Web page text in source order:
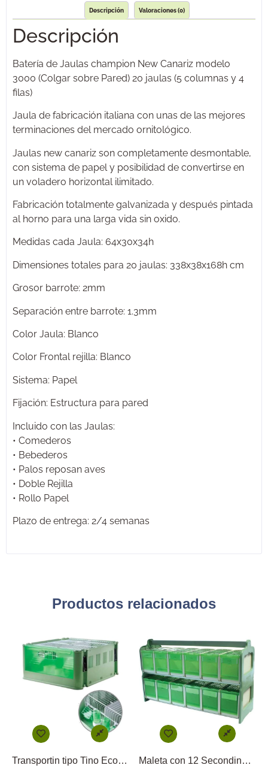
Descripción Valoraciones (0)
Descripción
Batería de Jaulas champion New Canariz modelo
3000 (Colgar sobre Pared) 20 jaulas (5 columnas y 4
filas)
Jaula de fabricación italiana con unas de las mejores
terminaciones del mercado ornitológico.
Jaulas new canariz son completamente desmontable,
con sistema de papel y posibilidad de convertirse en
un voladero horizontal ilimitado.
Fabricación totalmente galvanizada y después pintada
al horno para una larga vida sin oxido.
Medidas cada Jaula: 64x30x34h
Dimensiones totales para 20 jaulas: 338x38x168h cm
Grosor barrote: 2mm
Separación entre barrote: 1.3mm
Color Jaula: Blanco
Color Frontal rejilla: Blanco
Sistema: Papel
Fijación: Estructura para pared
Incluido con las Jaulas:
• Comederos
• Bebederos
• Palos reposan aves
• Doble Rejilla
• Rollo Papel
Plazo de entrega: 2/4 semanas
Productos relacionados
Transportin tipo Tino Economy Maleta con 12 Secondinos medios